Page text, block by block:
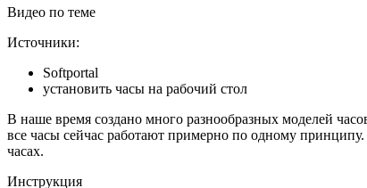
Видео по теме
Источники:
Softportal
установить часы на рабочий стол
В наше время создано много разнообразных моделей
все часы сейчас работают примерно по одному
часах.
Инструкция